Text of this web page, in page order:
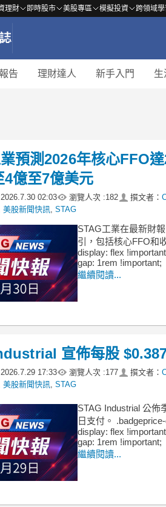
理財 即時股市 美股專區 模擬投資 跨領域學
告 理財達人 新手入門 生
預測2026年核心FFO
4億至7億美元
2026.7.30 02:03 瀏覽人次 :182 撰文者：
美股新聞快訊 STAG
STAG工業在最新財
引，包括核心FFO和
display: flex
gap: 1rem !important;
繼續閱讀...
宣佈每股
2026.7.29 17:33 瀏覽人次 :177 撰文者：
美股新聞快訊 STAG
STAG Industrial 公佈
日支付。
display: flex
gap: 1rem !important;
繼續閱讀...